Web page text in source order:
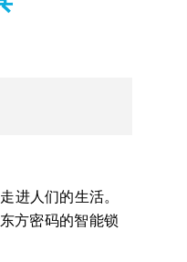
进人们的生活。
方密码的智能锁